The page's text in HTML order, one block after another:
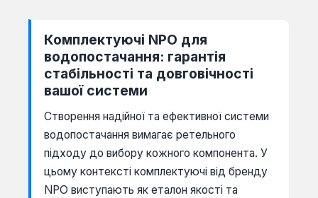
Комплектуючі NPO для
водопостачання: гарантія
стабільності та довговічності
вашої системи
Створення надійної та ефективної системи
водопостачання вимагає ретельного
підходу до вибору кожного компонента. У
цьому контексті комплектуючі від бренду
NPO виступають як еталон якості та